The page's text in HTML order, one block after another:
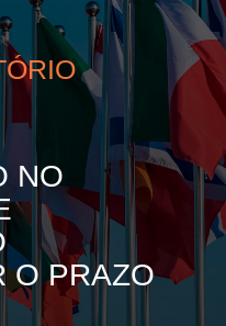
NO
O PRAZO